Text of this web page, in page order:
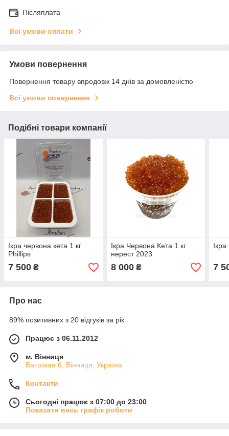
Післяплата
Всі умови оплати
Умови повернення
Повернення товару впродовж 14 днів за домовленістю
Всі умови повернення
Подібні товари компанії
Ікра червона кета 1 кг
Phillips
7 500 ₴
Ікра Червона Кета 1 кг
нерест 2023
8 000₴ 7
Про нас
89% позитивних з 20 відгуків за рік
Працює з 06.11.2012
м. Вінниця
Батозкая 6, Вінниця, Україна
Контакти
Сьогодні працює з 07:00 до 23:00
Показати весь графік роботи